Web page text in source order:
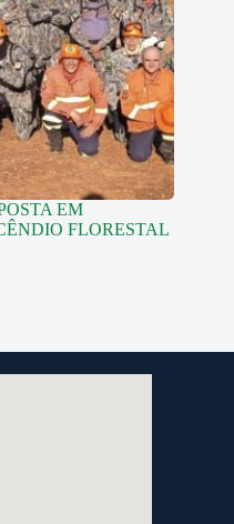
EM
FLORESTAL